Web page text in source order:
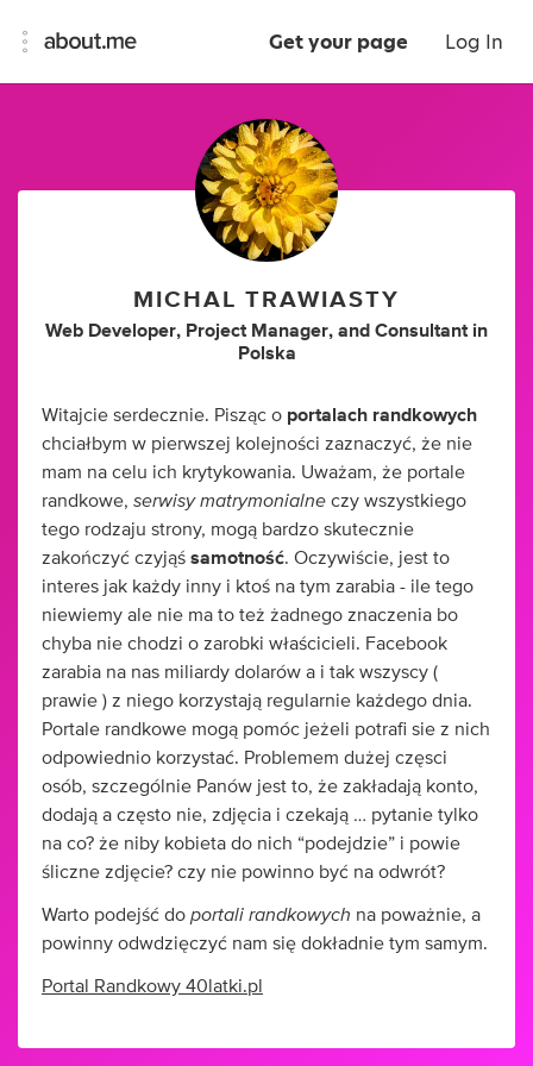
Get your page Log In
MICHAL TRAWIASTY
Web Developer, Project Manager, and Consultant in
Polska
Witajcie serdecznie. Pisząc o portalach randkowych
chciałbym w pierwszej kolejności zaznaczyć, że nie
mam na celu ich krytykowania. Uważam, że portale
randkowe, serwisymatrymonialne czy wszystkiego
tego rodzaju strony, mogą bardzo skutecznie
zakończyć czyjąś samotność. Oczywiście, jest to
interes jak każdy inny i ktoś na tym zarabia - ile tego
niewiemy ale nie ma to też żadnego znaczenia bo
chyba nie chodzi o zarobki właścicieli. Facebook
zarabia na nas miliardy dolarów a i tak wszyscy (
prawie ) z niego korzystają regularnie każdego dnia.
Portale randkowe mogą pomóc jeżeli potrafi sie z nich
odpowiednio korzystać. Problemem dużej częsci
osób, szczególnie Panów jest to, że zakładają konto,
dodają a często nie, zdjęcia i czekają … pytanie tylko
na co? że niby kobieta do nich “podejdzie” i powie
śliczne zdjęcie? czy nie powinno być na odwrót?
Warto podejść do portalirandkowych na poważnie, a
powinny odwdzięczyć nam się dokładnie tym samym.
Portal Randkowy 40latki.pl